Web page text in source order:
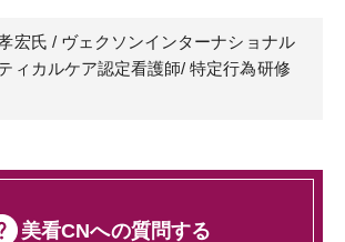
宏氏 / ヴェクソンインターナショナル
ィカルケア認定看護師/ 特定行為研修
美看CNへの質問する